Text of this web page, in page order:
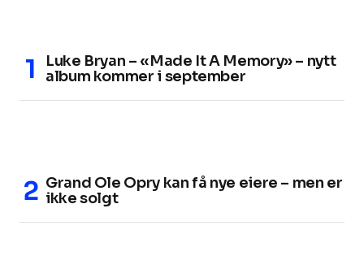
Luke Bryan – «Made It A Memory» – nytt
album kommer i september
Grand Ole Opry kan få nye eiere – men er
ikke solgt